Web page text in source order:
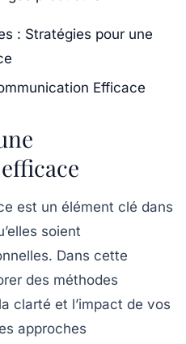
: Stratégies pour une
Efficace
est un élément clé dans
soient
Dans cette
des méthodes
clarté et l’impact de vos
approches